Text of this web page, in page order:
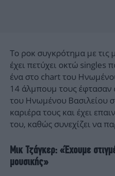
Το ροκ συγκρότημα με τις
έχει πετύχει οκτώ singles
ένα στο chart του
14 άλμπουμ τους
του Ηνωμένου Βασιλείου
καριέρα τους και έχει
του, καθώς συνεχίζει να
Μικ Τζάγκερ: «Έχουμε
μουσικής»